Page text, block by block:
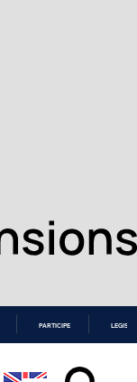
PARTICIPE